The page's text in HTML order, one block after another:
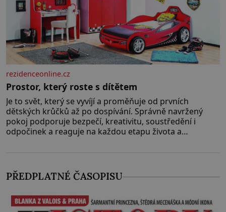
rezidenceonline.cz
Prostor, který roste s dítětem
Je to svět, který se vyvíjí a proměňuje od prvních
dětských krůčků až po dospívání. Správně navržený
pokoj podporuje bezpečí, kreativitu, soustředění i
odpočinek a reaguje na každou etapu života a
Předškolní věk je
PŘEDPLATNÉ ČASOPISU